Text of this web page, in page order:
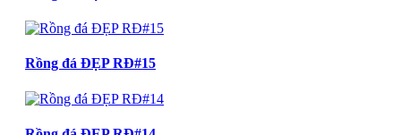
Rồng đá ĐẸP RĐ#15